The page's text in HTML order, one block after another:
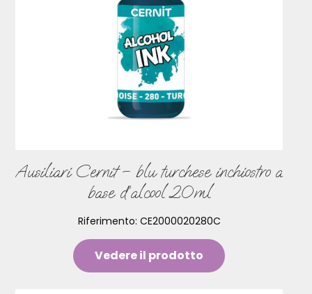
Ausiliari Cernit – blu turchese inchiostro a
base d’alcool 20ml
Riferimento: CE2000020280C
Vedere il prodotto